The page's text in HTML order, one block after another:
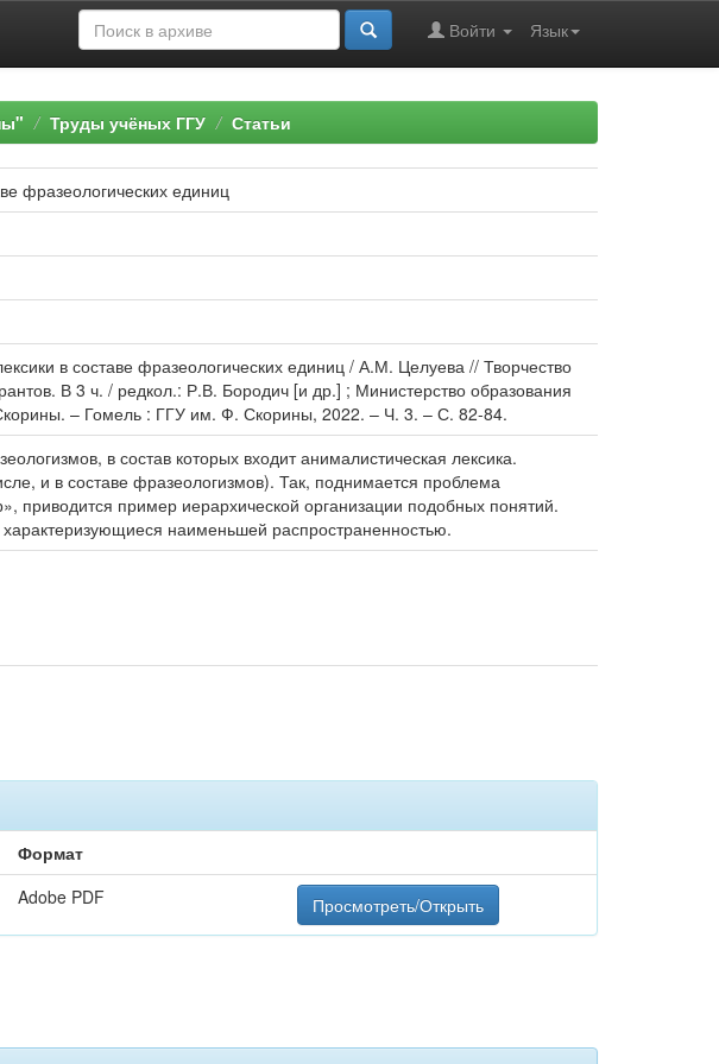
Язык
Войти
Труды учёных ГГУ Статьи
фразеологических единиц
в составе фразеологических единиц / А.М. Целуева // Творчество
В 3 ч. / редкол.: Р.В. Бородич [и др.] ; Министерство образования
– Гомель : ГГУ им. Ф. Скорины, 2022. – Ч. 3. – С. 82-84.
в состав которых входит анималистическая лексика.
и в составе фразеологизмов). Так, поднимается проблема
приводится пример иерархической организации подобных понятий.
наименьшей распространенностью.
Формат
Adobe PDF Просмотреть/Открыть